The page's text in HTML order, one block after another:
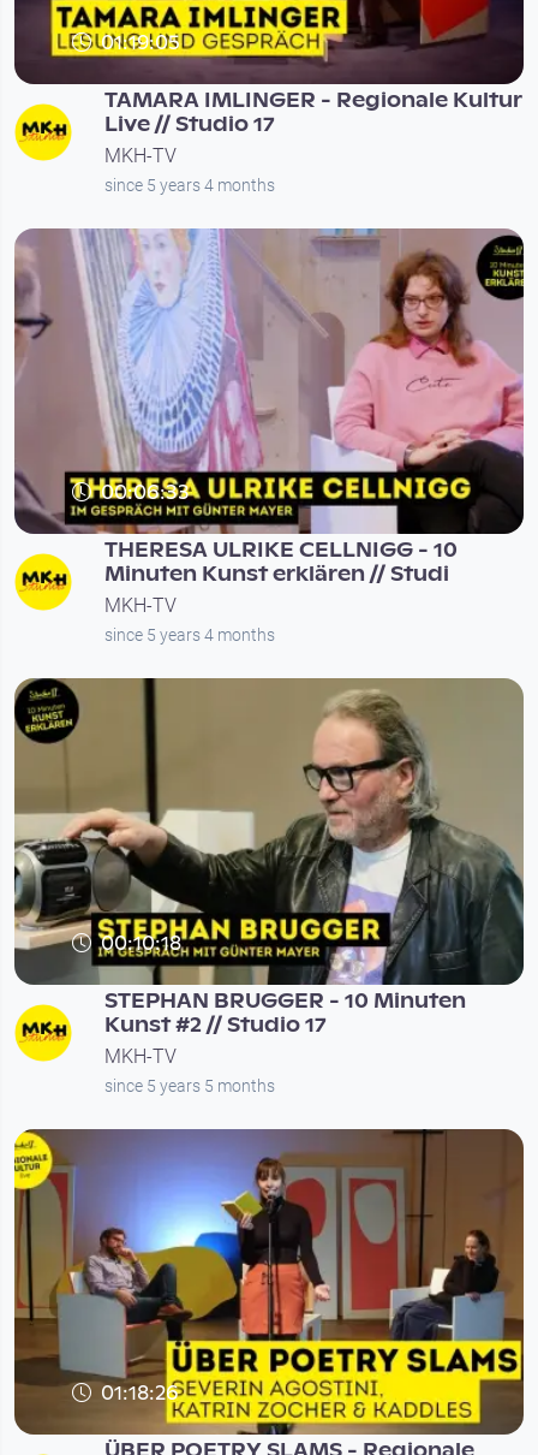
01:19:05
TAMARA IMLINGER - Regionale Kultur
Live // Studio 17
MKH-TV
since 5 years 4 months
00:06:33
THERESA ULRIKE CELLNIGG - 10
Minuten Kunst erklären // Studi
MKH-TV
since 5 years 4 months
00:10:18
STEPHAN BRUGGER - 10 Minuten
Kunst #2 // Studio 17
MKH-TV
since 5 years 5 months
01:18:26